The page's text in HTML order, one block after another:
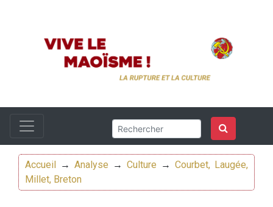
Accueil → Analyse → Culture → Courbet, Laugée,
Millet, Breton